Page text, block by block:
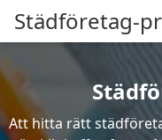
Städföretag-
Att hitta rätt